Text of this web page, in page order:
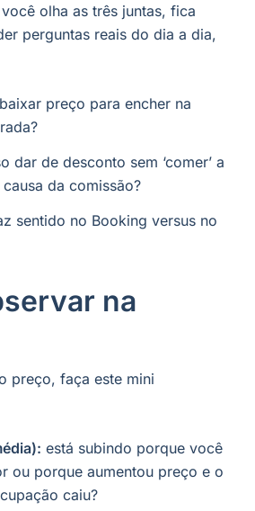
olha as três juntas, fica
perguntas reais do dia a dia,
preço para encher na
dar de desconto sem ‘comer’ a
da comissão?
sentido no Booking versus no
na
preço, faça este mini
está subindo porque você
ou porque aumentou preço e o
caiu?